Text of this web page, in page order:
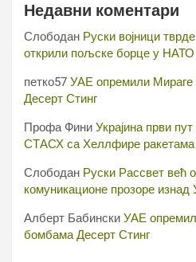
Недавни коментари
Слободан Руски војници
открили пољске борце у
петко57 УАЕ опремили
Десерт Стинг
Профа Фини Украјина први
СТАСХ са Хеллфире
Слободан Руски Рассвет већ
комуникационе прозоре изнад
Алберт Бабински УАЕ
бомбама Десерт Стинг